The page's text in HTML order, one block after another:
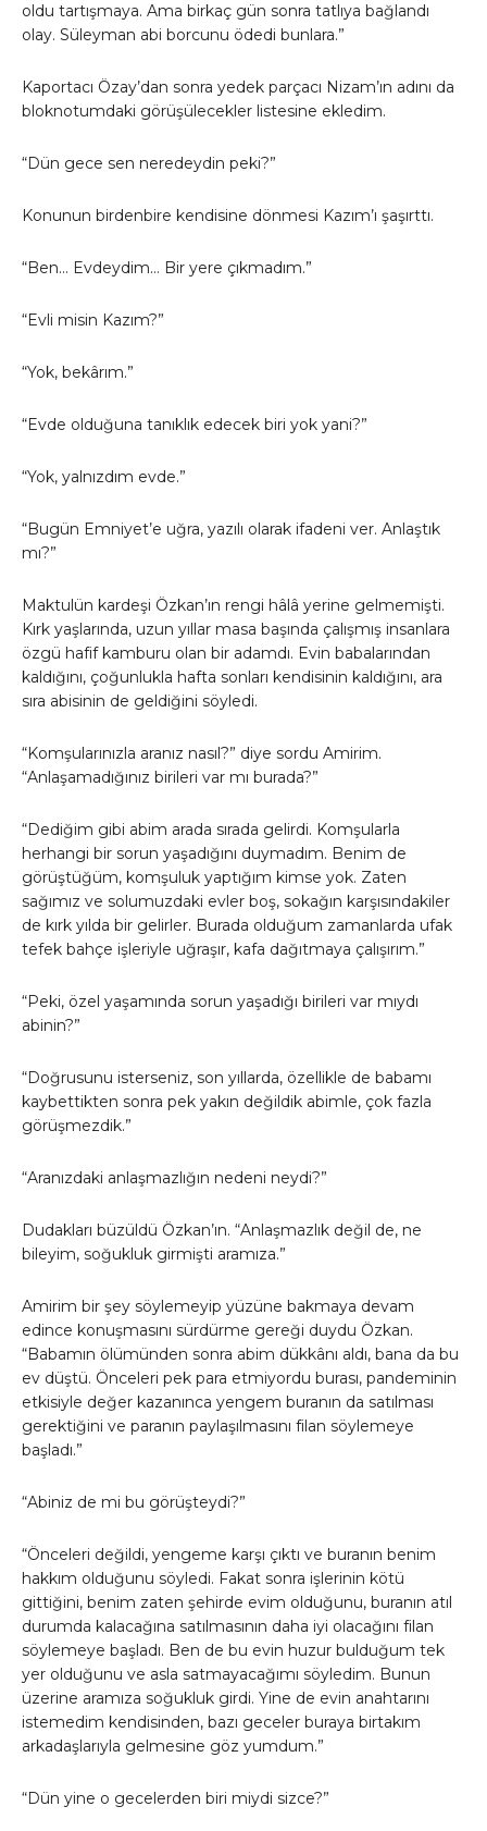
oldu tartışmaya. Ama birkaç gün sonra tatlıya bağlandı
olay. Süleyman abi borcunu ödedi bunlara.”
Kaportacı Özay’dan sonra yedek parçacı Nizam’ın adını da
bloknotumdaki görüşülecekler listesine ekledim.
“Dün gece sen neredeydin peki?”
Konunun birdenbire kendisine dönmesi Kazım’ı şaşırttı.
“Ben… Evdeydim… Bir yere çıkmadım.”
“Evli misin Kazım?”
“Yok, bekârım.”
“Evde olduğuna tanıklık edecek biri yok yani?”
“Yok, yalnızdım evde.”
“Bugün Emniyet’e uğra, yazılı olarak ifadeni ver. Anlaştık
mı?”
Maktulün kardeşi Özkan’ın rengi hâlâ yerine gelmemişti.
Kırk yaşlarında, uzun yıllar masa başında çalışmış insanlara
özgü hafif kamburu olan bir adamdı. Evin babalarından
kaldığını, çoğunlukla hafta sonları kendisinin kaldığını, ara
sıra abisinin de geldiğini söyledi.
“Komşularınızla aranız nasıl?” diye sordu Amirim.
“Anlaşamadığınız birileri var mı burada?”
“Dediğim gibi abim arada sırada gelirdi. Komşularla
herhangi bir sorun yaşadığını duymadım. Benim de
görüştüğüm, komşuluk yaptığım kimse yok. Zaten
sağımız ve solumuzdaki evler boş, sokağın karşısındakiler
de kırk yılda bir gelirler. Burada olduğum zamanlarda ufak
tefek bahçe işleriyle uğraşır, kafa dağıtmaya çalışırım.”
“Peki, özel yaşamında sorun yaşadığı birileri var mıydı
abinin?”
“Doğrusunu isterseniz, son yıllarda, özellikle de babamı
kaybettikten sonra pek yakın değildik abimle, çok fazla
görüşmezdik.”
“Aranızdaki anlaşmazlığın nedeni neydi?”
Dudakları büzüldü Özkan’ın. “Anlaşmazlık değil de, ne
bileyim, soğukluk girmişti aramıza.”
Amirim bir şey söylemeyip yüzüne bakmaya devam
edince konuşmasını sürdürme gereği duydu Özkan.
“Babamın ölümünden sonra abim dükkânı aldı, bana da bu
ev düştü. Önceleri pek para etmiyordu burası, pandeminin
etkisiyle değer kazanınca yengem buranın da satılması
gerektiğini ve paranın paylaşılmasını filan söylemeye
başladı.”
“Abiniz de mi bu görüşteydi?”
“Önceleri değildi, yengeme karşı çıktı ve buranın benim
hakkım olduğunu söyledi. Fakat sonra işlerinin kötü
gittiğini, benim zaten şehirde evim olduğunu, buranın atıl
durumda kalacağına satılmasının daha iyi olacağını filan
söylemeye başladı. Ben de bu evin huzur bulduğum tek
yer olduğunu ve asla satmayacağımı söyledim. Bunun
üzerine aramıza soğukluk girdi. Yine de evin anahtarını
istemedim kendisinden, bazı geceler buraya birtakım
arkadaşlarıyla gelmesine göz yumdum.”
“Dün yine o gecelerden biri miydi sizce?”